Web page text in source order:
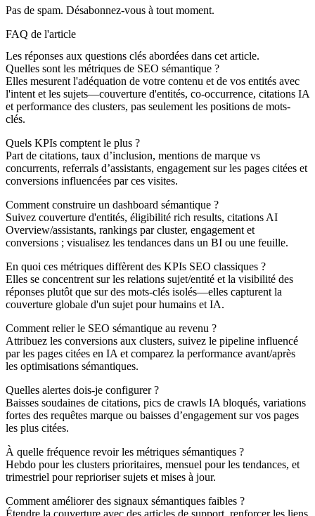
Pas de spam. Désabonnez-vous à tout moment.
FAQ de l'article
Les réponses aux questions clés abordées dans cet article.
Quelles sont les métriques de SEO sémantique ?
Elles mesurent l'adéquation de votre contenu et de vos entités avec
l'intent et les sujets—couverture d'entités, co-occurrence, citations IA
et performance des clusters, pas seulement les positions de mots-
clés.
Quels KPIs comptent le plus ?
Part de citations, taux d’inclusion, mentions de marque vs
concurrents, referrals d’assistants, engagement sur les pages citées et
conversions influencées par ces visites.
Comment construire un dashboard sémantique ?
Suivez couverture d'entités, éligibilité rich results, citations AI
Overview/assistants, rankings par cluster, engagement et
conversions ; visualisez les tendances dans un BI ou une feuille.
En quoi ces métriques diffèrent des KPIs SEO classiques ?
Elles se concentrent sur les relations sujet/entité et la visibilité des
réponses plutôt que sur des mots-clés isolés—elles capturent la
couverture globale d'un sujet pour humains et IA.
Comment relier le SEO sémantique au revenu ?
Attribuez les conversions aux clusters, suivez le pipeline influencé
par les pages citées en IA et comparez la performance avant/après
les optimisations sémantiques.
Quelles alertes dois-je configurer ?
Baisses soudaines de citations, pics de crawls IA bloqués, variations
fortes des requêtes marque ou baisses d’engagement sur vos pages
les plus citées.
À quelle fréquence revoir les métriques sémantiques ?
Hebdo pour les clusters prioritaires, mensuel pour les tendances, et
trimestriel pour reprioriser sujets et mises à jour.
Comment améliorer des signaux sémantiques faibles ?
Étendre la couverture avec des articles de support, renforcer les liens